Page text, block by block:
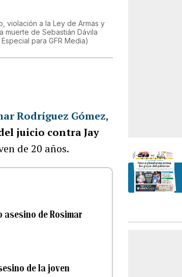
violación a la Ley de Armas y
muerte de Sebastián Dávila
para GFR Media)
Rodríguez Gómez,
juicio contra Jay
de 20 años.
de Rosimar
de la joven